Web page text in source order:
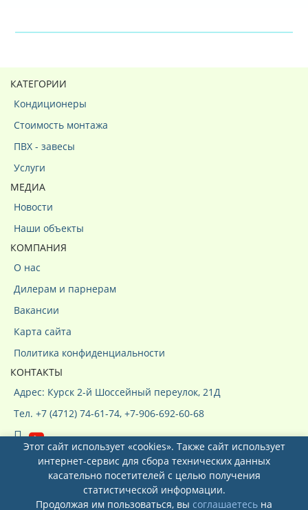
КАТЕГОРИИ
Кондиционеры
Стоимость монтажа
ПВХ - завесы
Услуги
МЕДИА
Новости
Наши объекты
КОМПАНИЯ
О нас
Дилерам и парнерам
Вакансии
Карта сайта
Политика конфиденциальности
КОНТАКТЫ
Адрес: Курск 2-й Шоссейный переулок, 21Д
Тел. +7 (4712) 74-61-74, +7-906-692-60-68
Этот сайт использует «cookies». Также сайт использует
интернет-сервис для сбора технических данных
касательно посетителей с целью получения
статистической информации.
Продолжая им пользоваться, вы соглашаетесь на